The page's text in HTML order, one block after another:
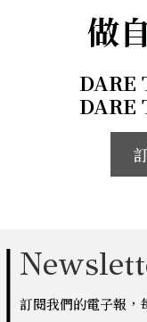
做
DARE
DARE
訂閱我們的電子報，